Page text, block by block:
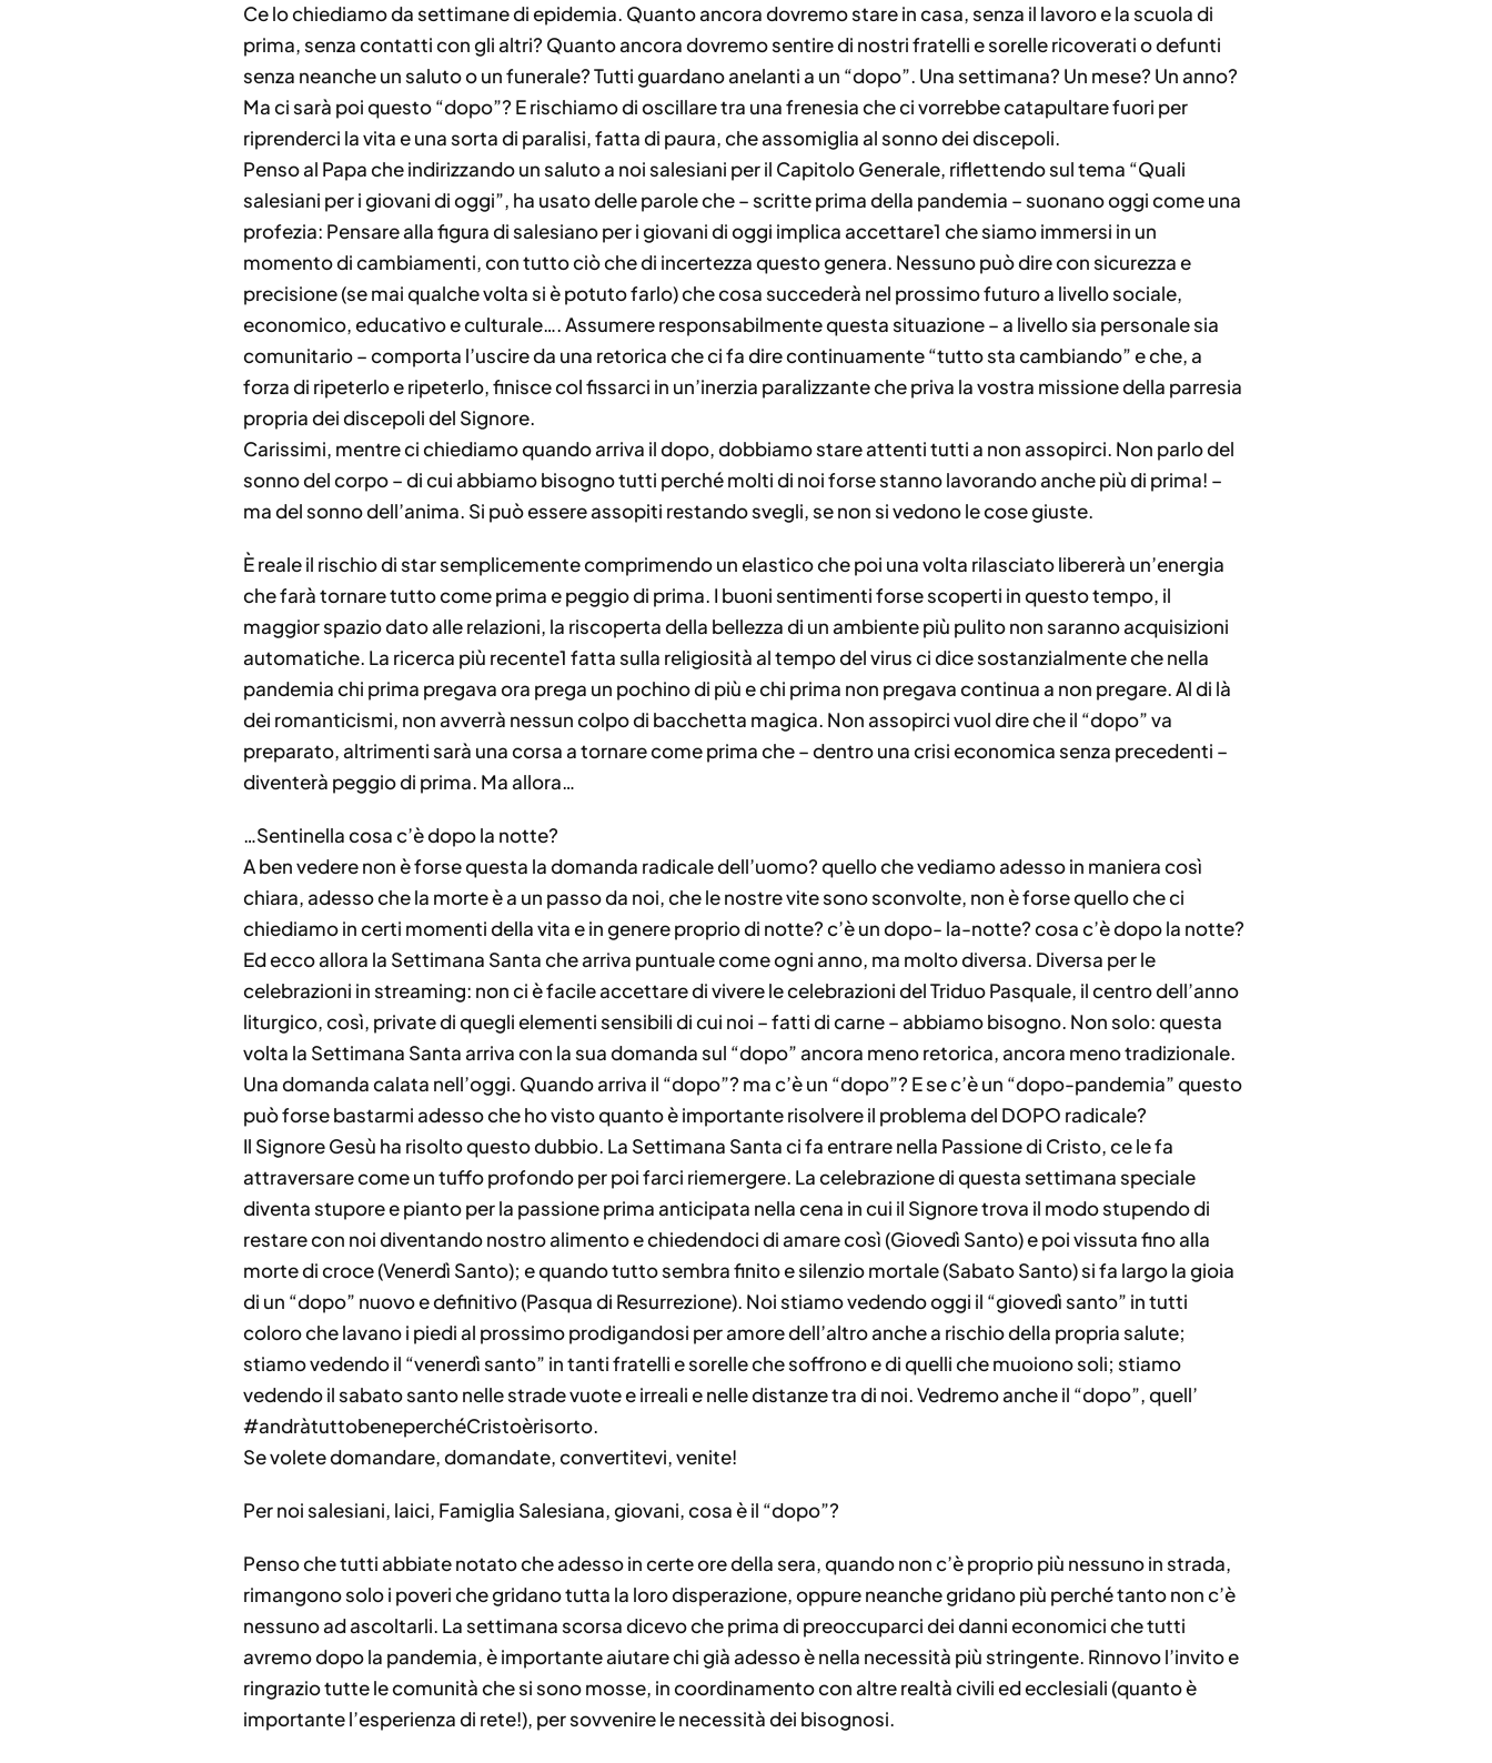
Ce lo chiediamo da settimane di epidemia. Quanto ancora dovremo stare in casa, senza il lavoro e la scuola di
prima, senza contatti con gli altri? Quanto ancora dovremo sentire di nostri fratelli e sorelle ricoverati o defunti
senza neanche un saluto o un funerale? Tutti guardano anelanti a un “dopo”. Una settimana? Un mese? Un anno?
Ma ci sarà poi questo “dopo”? E rischiamo di oscillare tra una frenesia che ci vorrebbe catapultare fuori per
riprenderci la vita e una sorta di paralisi, fatta di paura, che assomiglia al sonno dei discepoli.
Penso al Papa che indirizzando un saluto a noi salesiani per il Capitolo Generale, riflettendo sul tema “Quali
salesiani per i giovani di oggi”, ha usato delle parole che – scritte prima della pandemia – suonano oggi come una
profezia: Pensare alla figura di salesiano per i giovani di oggi implica accettare1 che siamo immersi in un
momento di cambiamenti, con tutto ciò che di incertezza questo genera. Nessuno può dire con sicurezza e
precisione (se mai qualche volta si è potuto farlo) che cosa succederà nel prossimo futuro a livello sociale,
economico, educativo e culturale…. Assumere responsabilmente questa situazione – a livello sia personale sia
comunitario – comporta l’uscire da una retorica che ci fa dire continuamente “tutto sta cambiando” e che, a
forza di ripeterlo e ripeterlo, finisce col fissarci in un’inerzia paralizzante che priva la vostra missione della parresia
propria dei discepoli del Signore.
Carissimi, mentre ci chiediamo quando arriva il dopo, dobbiamo stare attenti tutti a non assopirci. Non parlo del
sonno del corpo – di cui abbiamo bisogno tutti perché molti di noi forse stanno lavorando anche più di prima! –
ma del sonno dell’anima. Si può essere assopiti restando svegli, se non si vedono le cose giuste.
È reale il rischio di star semplicemente comprimendo un elastico che poi una volta rilasciato libererà un’energia
che farà tornare tutto come prima e peggio di prima. I buoni sentimenti forse scoperti in questo tempo, il
maggior spazio dato alle relazioni, la riscoperta della bellezza di un ambiente più pulito non saranno acquisizioni
automatiche. La ricerca più recente1 fatta sulla religiosità al tempo del virus ci dice sostanzialmente che nella
pandemia chi prima pregava ora prega un pochino di più e chi prima non pregava continua a non pregare. Al di là
dei romanticismi, non avverrà nessun colpo di bacchetta magica. Non assopirci vuol dire che il “dopo” va
preparato, altrimenti sarà una corsa a tornare come prima che – dentro una crisi economica senza precedenti –
diventerà peggio di prima. Ma allora…
…Sentinella cosa c’è dopo la notte?
A ben vedere non è forse questa la domanda radicale dell’uomo? quello che vediamo adesso in maniera così
chiara, adesso che la morte è a un passo da noi, che le nostre vite sono sconvolte, non è forse quello che ci
chiediamo in certi momenti della vita e in genere proprio di notte? c’è un dopo- la-notte? cosa c’è dopo la notte?
Ed ecco allora la Settimana Santa che arriva puntuale come ogni anno, ma molto diversa. Diversa per le
celebrazioni in streaming: non ci è facile accettare di vivere le celebrazioni del Triduo Pasquale, il centro dell’anno
liturgico, così, private di quegli elementi sensibili di cui noi – fatti di carne – abbiamo bisogno. Non solo: questa
volta la Settimana Santa arriva con la sua domanda sul “dopo” ancora meno retorica, ancora meno tradizionale.
Una domanda calata nell’oggi. Quando arriva il “dopo”? ma c’è un “dopo”? E se c’è un “dopo-pandemia” questo
può forse bastarmi adesso che ho visto quanto è importante risolvere il problema del DOPO radicale?
Il Signore Gesù ha risolto questo dubbio. La Settimana Santa ci fa entrare nella Passione di Cristo, ce le fa
attraversare come un tuffo profondo per poi farci riemergere. La celebrazione di questa settimana speciale
diventa stupore e pianto per la passione prima anticipata nella cena in cui il Signore trova il modo stupendo di
restare con noi diventando nostro alimento e chiedendoci di amare così (Giovedì Santo) e poi vissuta fino alla
morte di croce (Venerdì Santo); e quando tutto sembra finito e silenzio mortale (Sabato Santo) si fa largo la gioia
di un “dopo” nuovo e definitivo (Pasqua di Resurrezione). Noi stiamo vedendo oggi il “giovedì santo” in tutti
coloro che lavano i piedi al prossimo prodigandosi per amore dell’altro anche a rischio della propria salute;
stiamo vedendo il “venerdì santo” in tanti fratelli e sorelle che soffrono e di quelli che muoiono soli; stiamo
vedendo il sabato santo nelle strade vuote e irreali e nelle distanze tra di noi. Vedremo anche il “dopo”, quell’
#andràtuttobeneperchéCristoèrisorto.
Se volete domandare, domandate, convertitevi, venite!
Per noi salesiani, laici, Famiglia Salesiana, giovani, cosa è il “dopo”?
Penso che tutti abbiate notato che adesso in certe ore della sera, quando non c’è proprio più nessuno in strada,
rimangono solo i poveri che gridano tutta la loro disperazione, oppure neanche gridano più perché tanto non c’è
nessuno ad ascoltarli. La settimana scorsa dicevo che prima di preoccuparci dei danni economici che tutti
avremo dopo la pandemia, è importante aiutare chi già adesso è nella necessità più stringente. Rinnovo l’invito e
ringrazio tutte le comunità che si sono mosse, in coordinamento con altre realtà civili ed ecclesiali (quanto è
importante l’esperienza di rete!), per sovvenire le necessità dei bisognosi.